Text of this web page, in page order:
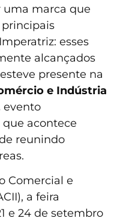
marca que
principais
esses
alcançados
presente na
e Indústria
evento
acontece
reunindo
Comercial e
a feira
e 24 de setembro